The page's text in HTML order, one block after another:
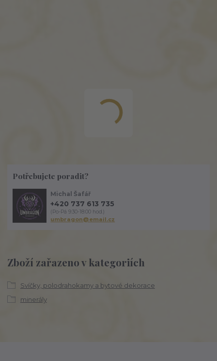
Zboží zařazeno v kategoriích
Svíčky, polodrahokamy a bytové dekorace
minerály
Potřebujete poradit?
Michal Šafář
+420 737 613 735
(Po-Pá 9:30-18:00 hod.)
umbragon@email.cz